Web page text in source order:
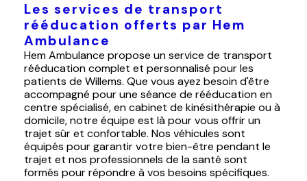
Les services de transport
rééducation offerts par Hem
Ambulance
Hem Ambulance propose un service de transport
rééducation complet et personnalisé pour les
patients de Willems. Que vous ayez besoin d'être
accompagné pour une séance de rééducation en
centre spécialisé, en cabinet de kinésithérapie ou à
domicile, notre équipe est là pour vous offrir un
trajet sûr et confortable. Nos véhicules sont
équipés pour garantir votre bien-être pendant le
trajet et nos professionnels de la santé sont
formés pour répondre à vos besoins spécifiques.